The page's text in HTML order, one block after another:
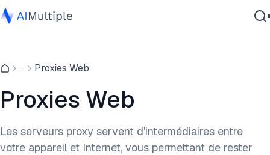
cybersécurité
Logiciel d'entreprise
... Proxies Web
Proxies Web
Les serveurs proxy servent d'intermédiaires entre
votre appareil et Internet, vous permettant de rester